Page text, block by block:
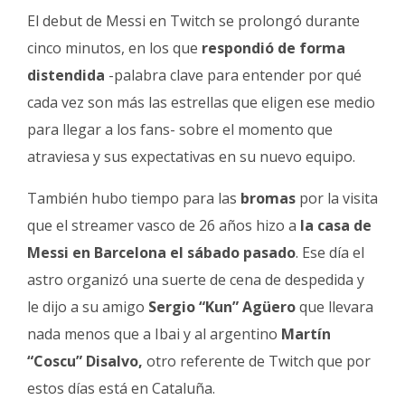
El debut de Messi en Twitch se prolongó durante
cinco minutos, en los que respondió de forma
distendida -palabra clave para entender por qué
cada vez son más las estrellas que eligen ese medio
para llegar a los fans- sobre el momento que
atraviesa y sus expectativas en su nuevo equipo.
También hubo tiempo para las bromas por la visita
que el streamer vasco de 26 años hizo a la casa de
Messi en Barcelona el sábado pasado. Ese día el
astro organizó una suerte de cena de despedida y
le dijo a su amigo Sergio “Kun” Agüeroque llevara
nada menos que a Ibai y al argentino Martín
“Coscu” Disalvo, otro referente de Twitch que por
estos días está en Cataluña.